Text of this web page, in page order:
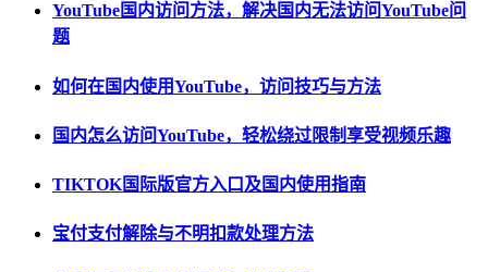
YouTube国内访问方法，解决国内无法访问YouTube问
题
如何在国内使用YouTube，访问技巧与方法
国内怎么访问YouTube，轻松绕过限制享受视频乐趣
TIKTOK国际版官方入口及国内使用指南
宝付支付解除与不明扣款处理方法